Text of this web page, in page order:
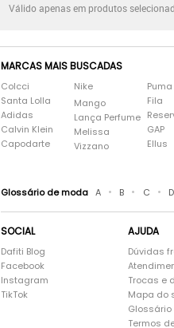
Válido apenas em produtos
MARCAS MAIS BUSCADAS
Colcci
Santa Lolla
Adidas
Calvin Klein
Capodarte
Nike
Mango
Lança Perfume
Melissa
Vizzano
Puma
Fila
GAP
Ellus
Glossário de moda A • B • C • D
SOCIAL
Dafiti Blog
Facebook
Instagram
TikTok
AJUDA
Dúvidas
Trocas e
Mapa do
Termos